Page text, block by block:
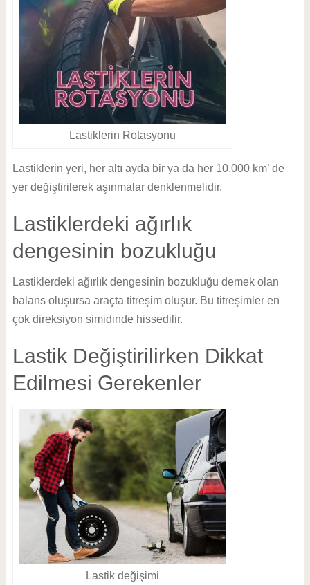
Lastiklerin Rotasyonu
Lastiklerin yeri, her altı ayda bir ya da her 10.000 km’ de
yer değiştirilerek aşınmalar denklenmelidir.
Lastiklerdeki ağırlık
dengesinin bozukluğu
Lastiklerdeki ağırlık dengesinin bozukluğu demek olan
balans oluşursa araçta titreşim oluşur. Bu titreşimler en
çok direksiyon simidinde hissedilir.
Lastik Değiştirilirken Dikkat
Edilmesi Gerekenler
Lastik değişimi